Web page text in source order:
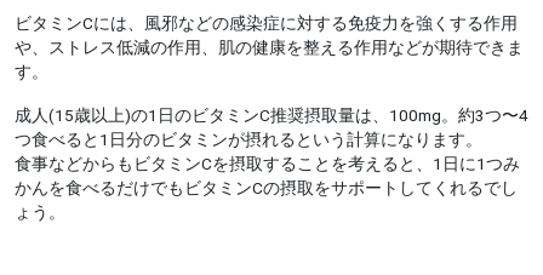
ビタミンCには、風邪などの感染症に対する免疫力を強くする作用
や、ストレス低減の作用、肌の健康を整える作用などが期待できま
す。
成人(15歳以上)の1日のビタミンC推奨摂取量は、100mg。約3つ〜4
つ食べると1日分のビタミンが摂れるという計算になります。
食事などからもビタミンCを摂取することを考えると、1日に1つみ
かんを食べるだけでもビタミンCの摂取をサポートしてくれるでし
ょう。